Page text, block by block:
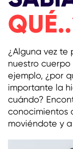
¿Alguna vez te
nuestro
ejemplo, ¿por
importante la
cuándo?
conocimientos
moviéndote y